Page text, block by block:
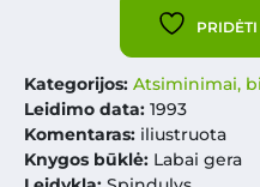
Kategorijos: Atsiminimai,
Leidimo data: 1993
Komentaras: iliustruota
Knygos būklė: Labai gera